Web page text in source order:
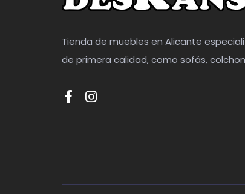
Tienda de muebles en Alicante
de primera calidad, como sofás,